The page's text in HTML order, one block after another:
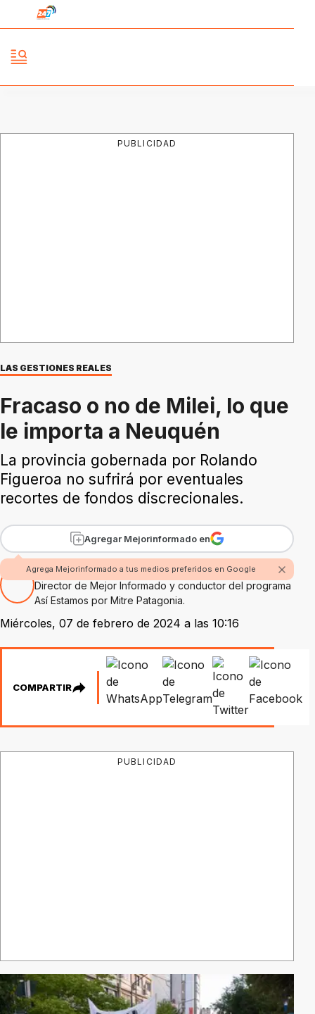
PUBLICIDAD
LAS GESTIONES REALES
Fracaso o no de Milei, lo que
le importa a Neuquén
La provincia gobernada por Rolando
Figueroa no sufrirá por eventuales
recortes de fondos discrecionales.
Agregar Mejorinformado en
Agrega Mejorinformado a tus medios preferidos en Google
Por Rubén Boggi
Director de Mejor Informado y conductor del programa
Así Estamos por Mitre Patagonia.
Miércoles, 07 de febrero de 2024 a las 10:16
COMPARTIR
PUBLICIDAD